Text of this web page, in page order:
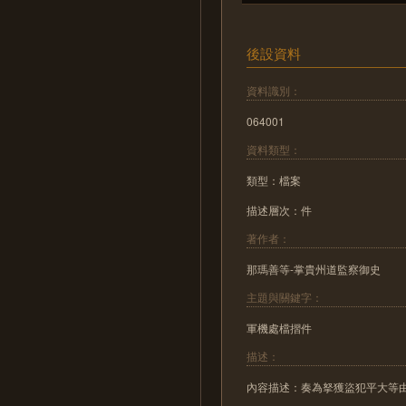
後設資料
資料識別：
064001
資料類型：
類型：檔案
描述層次：件
著作者：
那瑪善等-掌貴州道監察御史
主題與關鍵字：
軍機處檔摺件
描述：
內容描述：奏為拏獲盜犯平大等